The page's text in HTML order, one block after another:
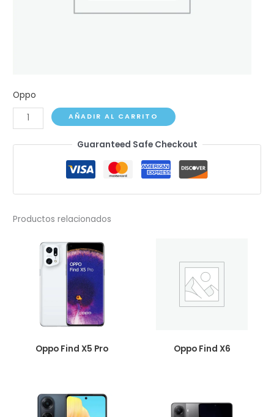
Oppo
Oppo
F19
Pro
AÑADIR AL CARRITO
Guaranteed Safe Checkout
Productos relacionados
Oppo Find X5 Pro Oppo Find X6